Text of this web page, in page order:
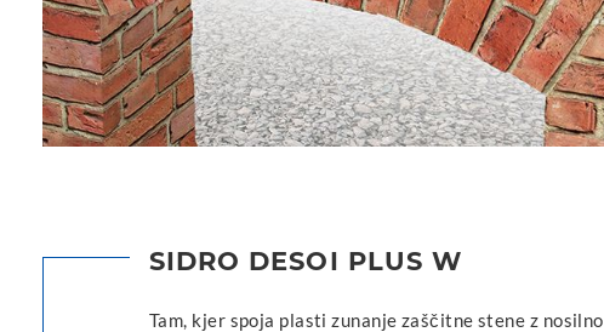
SIDRO DESOI PLUS W
Tam, kjer spoja plasti zunanje zaščitne stene z nosilno